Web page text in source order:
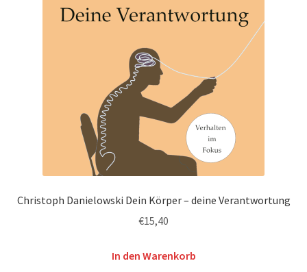
Christoph Danielowski Dein Körper – deine Verantwortung
€15,40
In den Warenkorb